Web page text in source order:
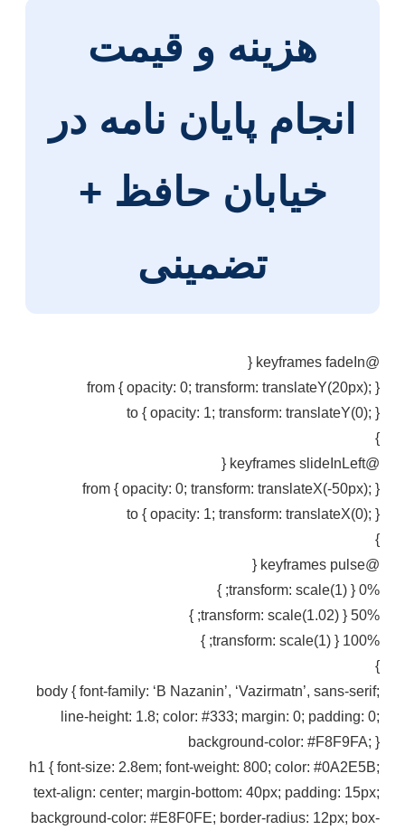
هزینه و قیمت
انجام پایان نامه در
خیابان حافظ +
تضمینی
@keyframes fadeIn {
from { opacity: 0; transform: translateY(20px); }
to { opacity: 1; transform: translateY(0); }
}
@keyframes slideInLeft {
from { opacity: 0; transform: translateX(-50px); }
to { opacity: 1; transform: translateX(0); }
}
@keyframes pulse {
0% { transform: scale(1); }
50% { transform: scale(1.02); }
100% { transform: scale(1); }
}
body { font-family: ‘B Nazanin’, ‘Vazirmatn’, sans-serif;
line-height: 1.8; color: #333; margin: 0; padding: 0;
background-color: #F8F9FA; }
h1 { font-size: 2.8em; font-weight: 800; color: #0A2E5B;
text-align: center; margin-bottom: 40px; padding: 15px;
background-color: #E8F0FE; border-radius: 12px; box-